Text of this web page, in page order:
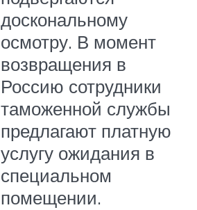
доскональному
осмотру. В момент
возвращения в
Россию сотрудники
таможенной службы
предлагают платную
услугу ожидания в
специальном
помещении.